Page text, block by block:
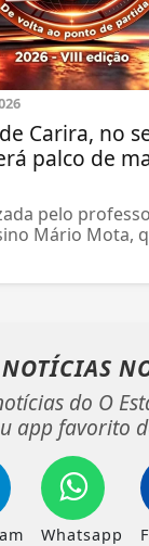
Carira, no
palco de
pelo
Mário Mota,
do O
app favorito
Whatsapp